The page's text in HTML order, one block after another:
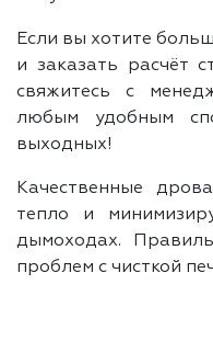
Если вы хотите
и заказать расчёт
свяжитесь с
любым удобным
выходных!
Качественные
тепло и
дымоходах.
проблем с чисткой